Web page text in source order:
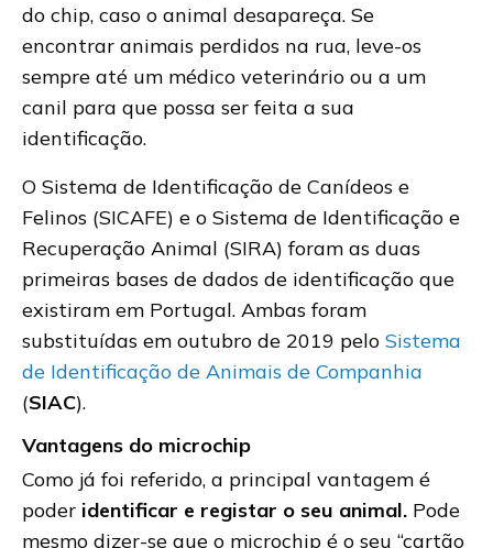
do chip, caso o animal desapareça. Se
encontrar animais perdidos na rua, leve-os
sempre até um médico veterinário ou a um
canil para que possa ser feita a sua
identificação.
O Sistema de Identificação de Canídeos e
Felinos (SICAFE) e o Sistema de Identificação e
Recuperação Animal (SIRA) foram as duas
primeiras bases de dados de identificação que
existiram em Portugal. Ambas foram
substituídas em outubro de 2019 pelo Sistema
de Identificação de Animais de Companhia
(SIAC).
Vantagens do microchip
Como já foi referido, a principal vantagem é
poder identificar e registar o seu animal. Pode
mesmo dizer-se que o microchip é o seu “cartão